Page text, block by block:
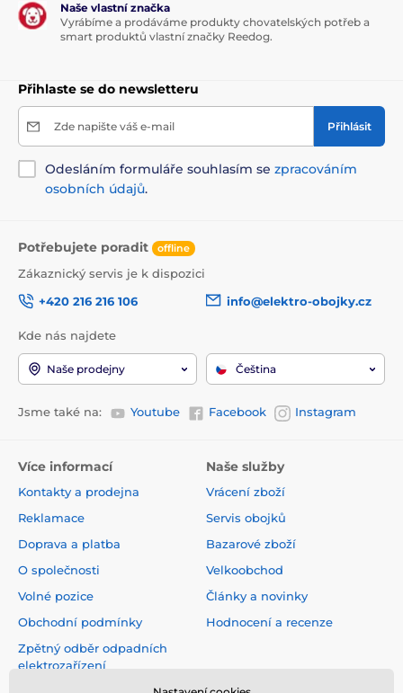
Naše vlastní značka
Vyrábíme a prodáváme produkty chovatelských potřeb a
smart produktů vlastní značky Reedog.
Přihlaste se do newsletteru
Zde napište váš e-mail Přihlásit
Odesláním formuláře souhlasím se zpracováním
osobních údajů.
Potřebujete poradit offline
Zákaznický servis je k dispozici
+420 216 216 106
info@elektro-obojky.cz
Kde nás najdete
Naše prodejny Čeština
Jsme také na: Youtube Facebook Instagram
Více informací
Kontakty a prodejna
Reklamace
Doprava a platba
O společnosti
Volné pozice
Obchodní podmínky
Zpětný odběr odpadních
elektrozařízení
Naše služby
Vrácení zboží
Servis obojků
Bazarové zboží
Velkoobchod
Články a novinky
Hodnocení a recenze